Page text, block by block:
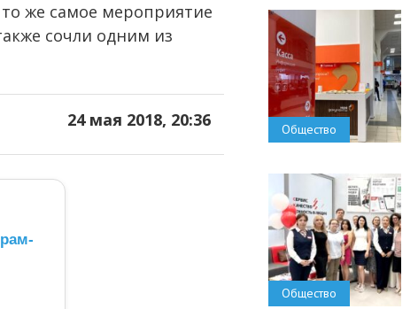
то же самое мероприятие
сочли одним из
24 мая 2018, 20:36 Общество
Общество